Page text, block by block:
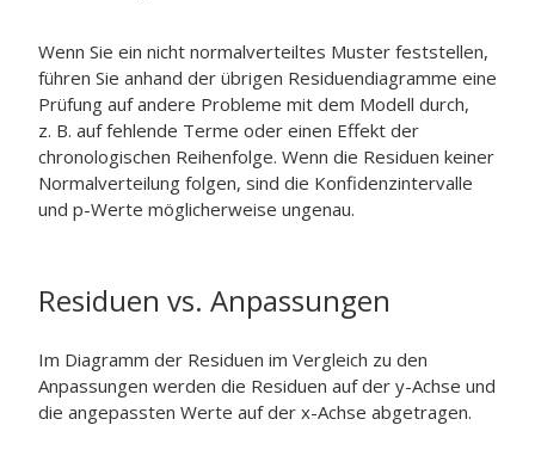
Wenn Sie ein nicht normalverteiltes Muster feststellen,
führen Sie anhand der übrigen Residuendiagramme eine
Prüfung auf andere Probleme mit dem Modell durch,
z. B. auf fehlende Terme oder einen Effekt der
chronologischen Reihenfolge. Wenn die Residuen keiner
Normalverteilung folgen, sind die Konfidenzintervalle
und p-Werte möglicherweise ungenau.
Residuen vs. Anpassungen
Im Diagramm der Residuen im Vergleich zu den
Anpassungen werden die Residuen auf der y-Achse und
die angepassten Werte auf der x-Achse abgetragen.